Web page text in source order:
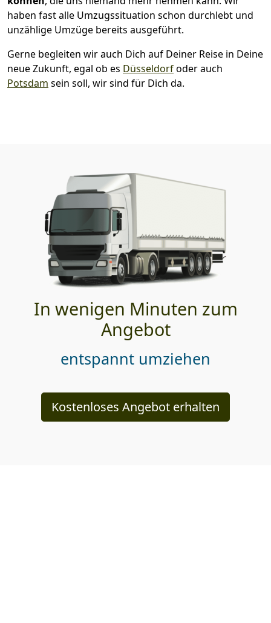
haben fast alle Umzugssituation schon durchlebt und
unzählige Umzüge bereits ausgeführt.
Gerne begleiten wir auch Dich auf Deiner Reise in Deine
neue Zukunft, egal ob es Düsseldorfoder auch
Potsdam sein soll, wir sind für Dich da.
In wenigen Minuten zum
Angebot
entspannt umziehen
Kostenloses Angebot erhalten